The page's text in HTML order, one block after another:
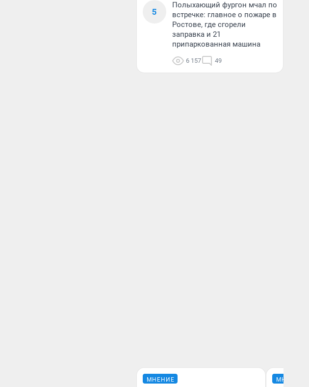
5
Полыхающий фургон мчал по
встречке: главное о пожаре в
Ростове, где сгорели
заправка и 21
припаркованная машина
6 157 49
МНЕНИЕ МНЕНИЕ